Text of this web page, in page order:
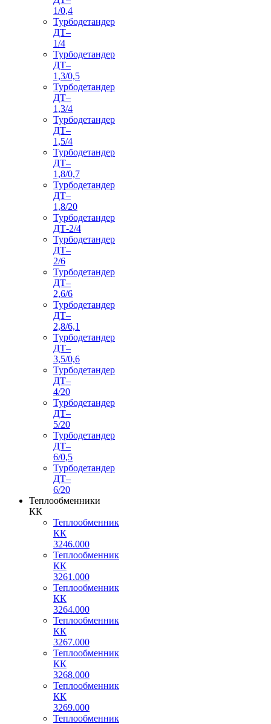
1/0,4
Турбодетандер
ДТ–
1/4
Турбодетандер
ДТ–
1,3/0,5
Турбодетандер
ДТ–
1,3/4
Турбодетандер
ДТ–
1,5/4
Турбодетандер
ДТ–
1,8/0,7
Турбодетандер
ДТ–
1,8/20
Турбодетандер
ДТ-2/4
Турбодетандер
ДТ–
2/6
Турбодетандер
ДТ–
2,6/6
Турбодетандер
ДТ–
2,8/6,1
Турбодетандер
ДТ–
3,5/0,6
Турбодетандер
ДТ–
4/20
Турбодетандер
ДТ–
5/20
Турбодетандер
ДТ–
6/0,5
Турбодетандер
ДТ–
6/20
Теплообменники
КК
Теплообменник
КК
3246.000
Теплообменник
КК
3261.000
Теплообменник
КК
3264.000
Теплообменник
КК
3267.000
Теплообменник
КК
3268.000
Теплообменник
КК
3269.000
Теплообменник